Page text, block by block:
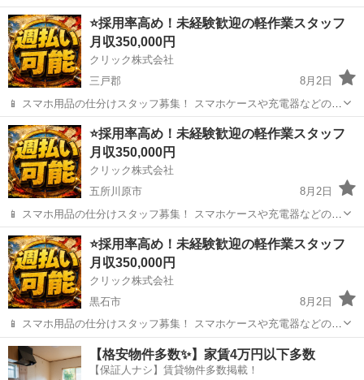
設、プラント、道路・河川等の新築・改修・復興インフラ工事におけ
る施工管理業務全般を担当していただきます。 実際の施工は協力会社
が担当するため、現場での指示・調整・進捗確認...
正社員
⭐採用率高め！未経験歓迎の軽作業スタッフ
月収350,000円
クリック株式会社
三戸郡
8月2日
📱 スマホ用品の仕分けスタッフ募集！ スマホケースや充電器などの仕
分け・検品を行うシンプルなお仕事です♪
━━━━━━━━━━━━━━━━ 📲 ご応募はこちら（24時間受付
中） https://lin.ee/...
青森 三戸郡 その他
⭐採用率高め！未経験歓迎の軽作業スタッフ
月収350,000円
クリック株式会社
五所川原市
8月2日
📱 スマホ用品の仕分けスタッフ募集！ スマホケースや充電器などの仕
分け・検品を行うシンプルなお仕事です♪
━━━━━━━━━━━━━━━━ 📲 ご応募はこちら（24時間受付
中） https://lin.ee/...
青森 五所川原市 その他 未経験
⭐採用率高め！未経験歓迎の軽作業スタッフ
月収350,000円
クリック株式会社
黒石市
8月2日
📱 スマホ用品の仕分けスタッフ募集！ スマホケースや充電器などの仕
分け・検品を行うシンプルなお仕事です♪
━━━━━━━━━━━━━━━━ 📲 ご応募はこちら（24時間受付
中） https://lin.ee/...
青森 黒石市 その他 未経験
【格安物件多数✨】家賃4万円以下多数
【保証人ナシ】賃貸物件多数掲載！